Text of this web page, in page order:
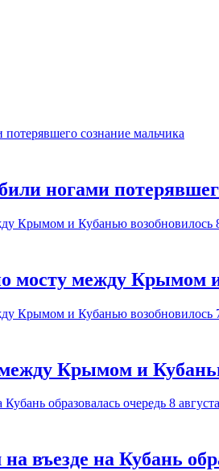
ногами
мосту между Крымом
Крымом и
въезде на Кубань